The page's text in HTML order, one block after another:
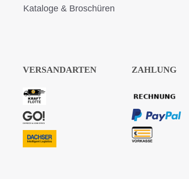
Kataloge & Broschüren
VERSANDARTEN ZAHLUNG